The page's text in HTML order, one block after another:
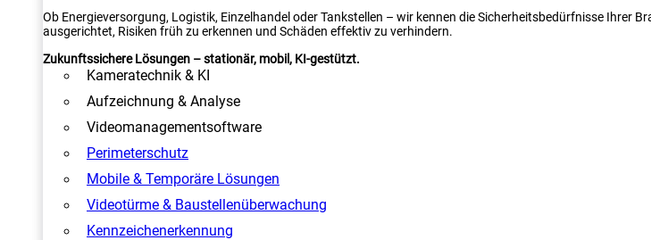
Ob Energieversorgung, Logistik, Einzelhandel oder Tankstellen – wir kennen die Sicherheitsbedürfnisse Ihrer
ausgerichtet, Risiken früh zu erkennen und Schäden effektiv zu verhindern.
Zukunftssichere Lösungen – stationär, mobil, KI-gestützt.
Kameratechnik & KI
Aufzeichnung & Analyse
Videomanagementsoftware
Perimeterschutz
Mobile & Temporäre Lösungen
Videotürme & Baustellenüberwachung
Kennzeichenerkennung